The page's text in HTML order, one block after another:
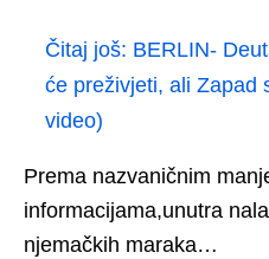
Čitaj još: BERLIN-
će preživjeti, ali Zapad
video)
Prema nazvaničnim
informacijama,unutra
njemačkih maraka…